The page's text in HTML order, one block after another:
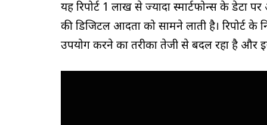
यह रिपोर्ट 1 लाख से ज्यादा स्मार्टफोन्स के डेटा
की डिजिटल आदतों को सामने लाती है। रिपोर्ट के
उपयोग करने का तरीका तेजी से बदल रहा है और